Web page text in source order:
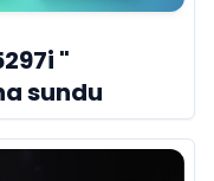
"
sundu